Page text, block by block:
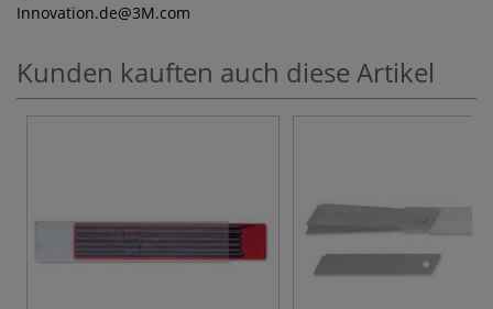
Innovation.de@3M.com
Kunden kauften auch diese Artikel